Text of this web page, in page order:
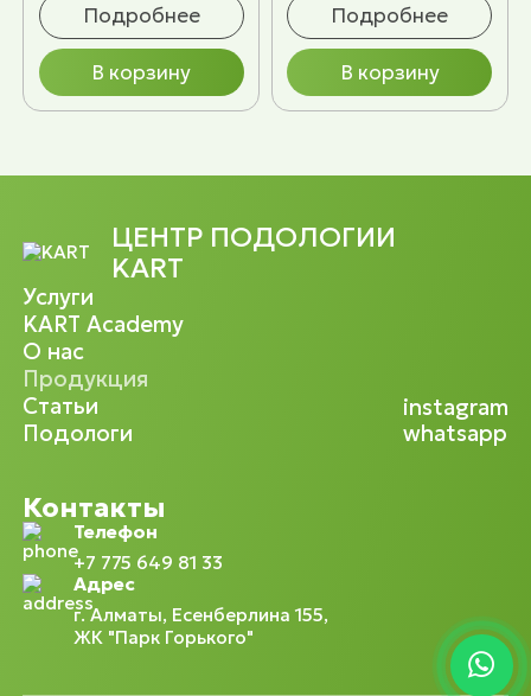
Подробнее
В корзину
Подробнее
В корзину
ЦЕНТР ПОДОЛОГИИ
KART
Услуги
KART Academy
О нас
Продукция
Статьи
Подологи
instagram
whatsapp
Контакты
Телефон
+7 775 649 81 33
Адрес
г. Алматы, Есенберлина 155,
ЖК "Парк Горького"